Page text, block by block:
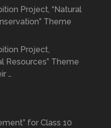
Project, “Natural
Theme
Project,
Resources” Theme
…
for Class 10